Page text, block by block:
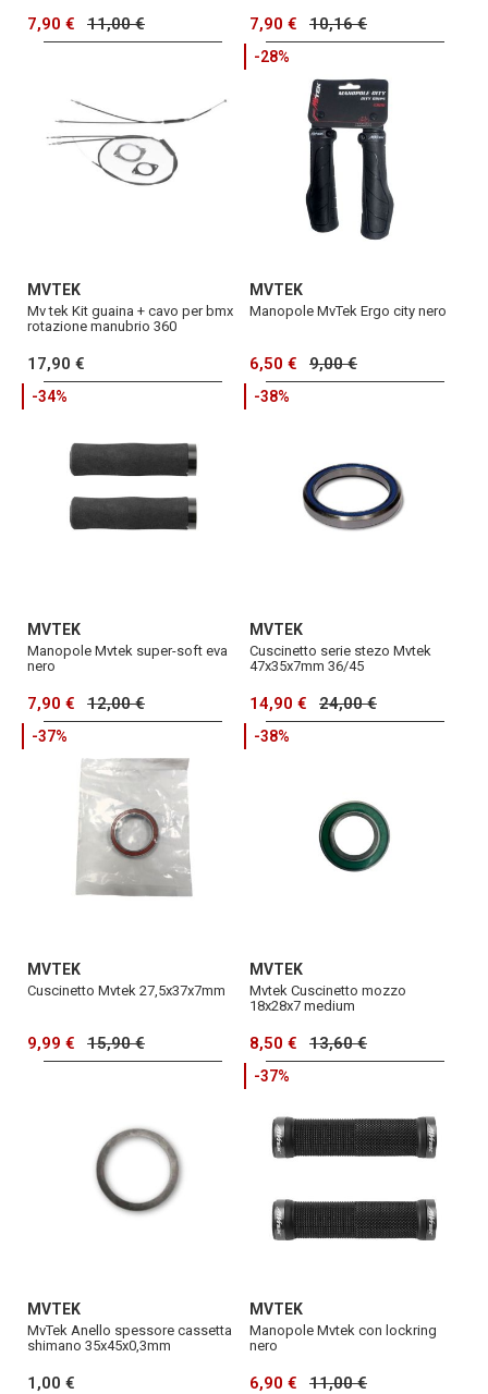
7,90 € 11,00 € 7,90 € 10,16 €
MVTEK
Mv tek Kit guaina + cavo per bmx
rotazione manubrio 360
17,90 €
-28%
MVTEK
Manopole MvTek Ergo city nero
6,50 € 9,00 €
-34%
MVTEK
Manopole Mvtek super-soft eva
nero
7,90 € 12,00 €
-38%
MVTEK
Cuscinetto serie stezo Mvtek
47x35x7mm 36/45
14,90 € 24,00 €
-37%
MVTEK
Cuscinetto Mvtek 27,5x37x7mm
9,99 € 15,90 €
-38%
MVTEK
Mvtek Cuscinetto mozzo
18x28x7 medium
8,50 € 13,60 €
MVTEK
MvTek Anello spessore cassetta
shimano 35x45x0,3mm
1,00 €
-37%
MVTEK
Manopole Mvtek con lockring
nero
6,90 € 11,00 €